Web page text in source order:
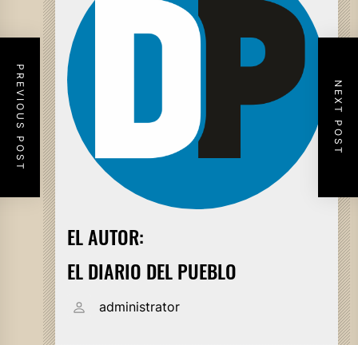
EL AUTOR:
EL DIARIO DEL PUEBLO
administrator
PREVIOUS POST NEXT POST